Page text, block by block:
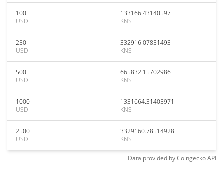
100
USD
133166.43140597
KNS
250
USD
332916.07851493
KNS
500
USD
665832.15702986
KNS
1000
USD
1331664.31405971
KNS
2500
USD
3329160.78514928
KNS
Data provided byCoingeckoAPI